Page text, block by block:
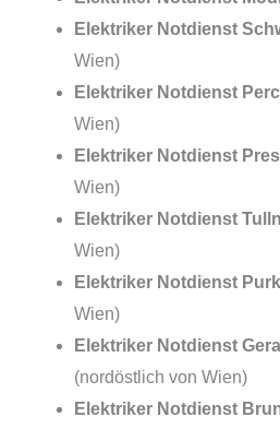
Elektriker Notdienst
Wien)
Elektriker Notdienst
Wien)
Elektriker Notdienst
Wien)
Elektriker Notdienst
Wien)
Elektriker Notdienst
Wien)
Elektriker Notdienst
(nordöstlich von Wien)
Elektriker Notdienst